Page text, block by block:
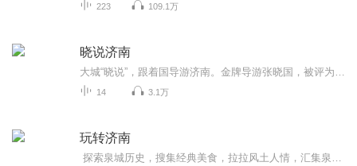
223 109.1万
晓说济南
14 3.1万
玩转济南